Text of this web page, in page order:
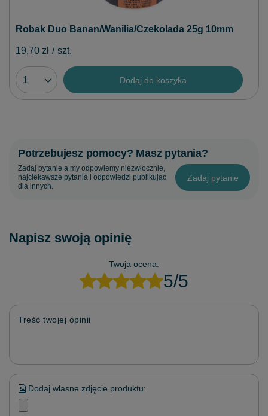
Robak Duo Banan/Wanilia/Czekolada 25g 10mm
19,70 zł / szt.
Dodaj do koszyka
Potrzebujesz pomocy? Masz pytania?
Zadaj pytanie a my odpowiemy niezwłocznie,
najciekawsze pytania i odpowiedzi publikując
dla innych.
Zadaj pytanie
Napisz swoją opinię
Twoja ocena:
5/5
Treść twojej opinii
Dodaj własne zdjęcie produktu: